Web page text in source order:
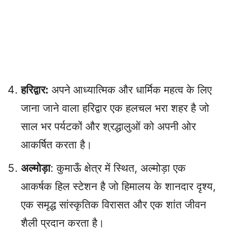
हरिद्वार: अपने आध्यात्मिक और धार्मिक महत्व के लिए
जाना जाने वाला हरिद्वार एक हलचल भरा शहर है जो
साल भर पर्यटकों और श्रद्धालुओं को अपनी ओर
आकर्षित करता है।
अल्मोड़ा: कुमाऊँ क्षेत्र में स्थित, अल्मोड़ा एक
आकर्षक हिल स्टेशन है जो हिमालय के शानदार दृश्य,
एक समृद्ध सांस्कृतिक विरासत और एक शांत जीवन
शैली प्रदान करता है।